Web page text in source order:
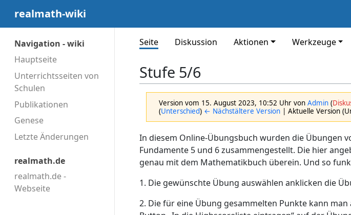
realmath-wiki
Navigation - wiki
Hauptseite
Unterrichtsseiten von
Schulen
Publikationen
Genese
Letzte Änderungen
realmath.de
realmath.de -
Webseite
Seite Diskussion Aktionen Werkzeuge
Stufe 5/6
Version vom 15. August 2023, 10:52 Uhr vonAdmin (
(Unterschied) ← Nächstältere Version | Aktuelle Version
In diesem Online-Übungsbuch wurden die Übungen
Fundamente 5 und 6 zusammengestellt. Die hier
genau mit dem Mathematikbuch überein. Und so
1. Die gewünschte Übung auswählen anklicken die
2. Die für eine Übung gesammelten Punkte kann